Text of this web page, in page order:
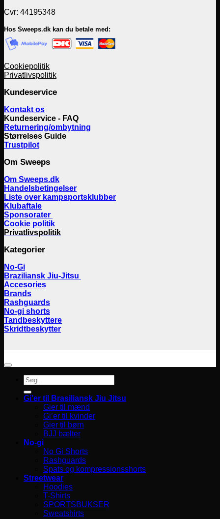
Cvr: 44195348
Hos Sweeps.dk kan du betale med:
Cookiepolitik
Privatlivspolitik
Kundeservice
Kontakt os
Kundeservice - FAQ
Returnering/ombytning
Størrelses Guide
Trustpilot
Om Sweeps
Om Sweeps.dk
Handelsbetingelser
Liste over kampsportsklubber
Klubaftale
Sponsorater
Cookie politik
Privatlivspolitik
Kategorier
No-Gi
Braziliansk Jiu-Jitsu
Accesories
Brands
Rashguards
No-gi shorts
Tandbeskyttere
Skridtbeskytter
Søg
efter:
Gi’er til Brasiliansk Jiu Jitsu
Gier til mænd
Gi’er til kvinder
Gier til børn
BJJ bælter
No-gi
No Gi Shorts
Rashguards
Spats og kompressionsshorts
Streetwear
Hoodies
T-Shirts
SPORTSBUKSER
Sweatshirts